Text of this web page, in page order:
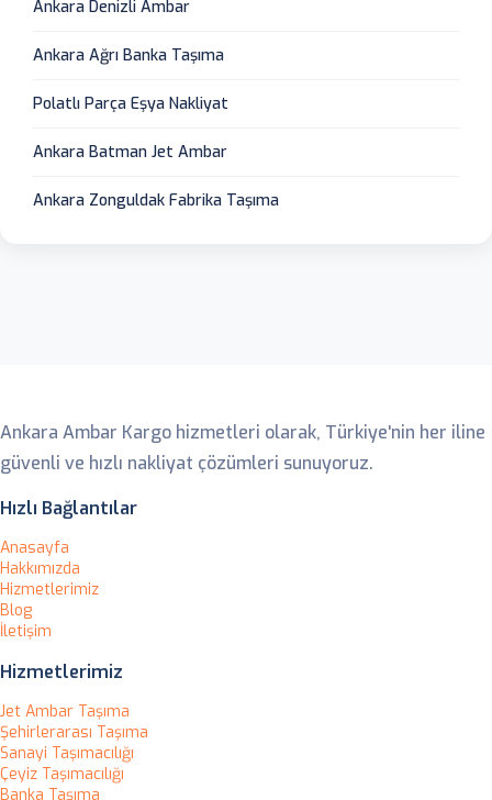
Ankara Denizli Ambar
Ankara Ağrı Banka Taşıma
Polatlı Parça Eşya Nakliyat
Ankara Batman Jet Ambar
Ankara Zonguldak Fabrika Taşıma
Ankara Ambar Kargo hizmetleri olarak, Türkiye'nin her iline
güvenli ve hızlı nakliyat çözümleri sunuyoruz.
Hızlı Bağlantılar
Anasayfa
Hakkımızda
Hizmetlerimiz
Blog
İletişim
Hizmetlerimiz
Jet Ambar Taşıma
Şehirlerarası Taşıma
Sanayi Taşımacılığı
Çeyiz Taşımacılığı
Banka Taşıma